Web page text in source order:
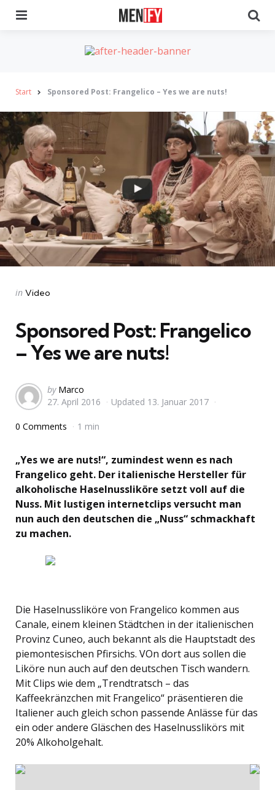
Start Sponsored Post: Frangelico – Yes we are nuts!
Categories
Posted
in Video
Sponsored Post: Frangelico
– Yes we are nuts!
Posted
by
by Marco
27. April 2016
Updated 13. Januar 2017
0 Comments 1 min
„Yes we are nuts!“, zumindest wenn es nach
Frangelico geht. Der italienische Hersteller für
alkoholische Haselnussliköre setzt voll auf die
Nuss. Mit lustigen internetclips versucht man
nun auch den deutschen die „Nuss“ schmackhaft
zu machen.
Die Haselnussliköre von Frangelico kommen aus
Canale, einem kleinen Städtchen in der italienischen
Provinz Cuneo, auch bekannt als die Hauptstadt des
piemontesischen Pfirsichs. VOn dort aus sollen die
Liköre nun auch auf den deutschen Tisch wandern.
Mit Clips wie dem „Trendtratsch – das
Kaffeekränzchen mit Frangelico“ präsentieren die
Italiener auch gleich schon passende Anlässe für das
ein oder andere Gläschen des Haselnusslikörs mit
20% Alkoholgehalt.